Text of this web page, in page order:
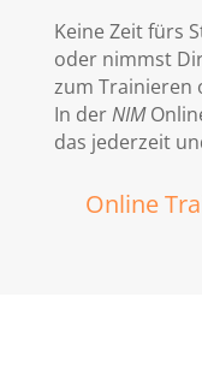
Keine Zeit fürs
oder nimmst
zum Trainieren
In derNIM
das jederzeit
Online